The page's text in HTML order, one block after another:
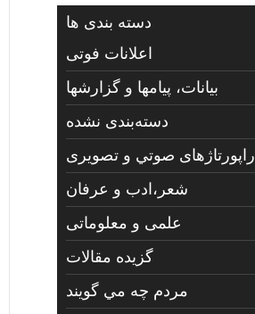
دسته بندی ها
اعلانات فوتی
بیانات، پیامها و گزارشها
دسته‌بندی نشده
راپورتاژهای صوتي و تصويری
شعر،ادب و عرفان
علمی و معلوماتی
گزیده مقالات
مردم چه مي گويند